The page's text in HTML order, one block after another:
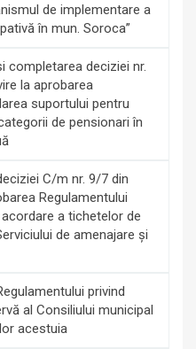
de implementare a
în mun. Soroca”
completarea deciziei nr.
la aprobarea
suportului pentru
de pensionari în
C/m nr. 9/7 din
Regulamentului
a tichetelor de
de amenajare şi
privind
al Consiliului municipal
acestuia